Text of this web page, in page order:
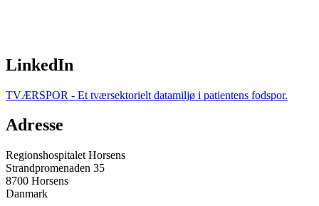
LinkedIn
TVÆRSPOR - Et tværsektorielt datamiljø i patientens fodspor.
Adresse
Regionshospitalet Horsens
Strandpromenaden 35
8700 Horsens
Danmark